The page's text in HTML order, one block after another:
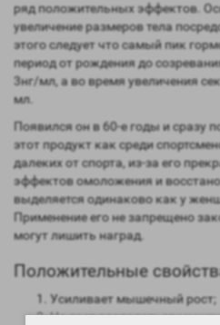
ряд положительных эффектов.
увеличение размеров тела
этого следует что самый пик
период от рождения до
3нг/мл, а во время увеличения
мл.
Появился он в 60-е годы и сразу
этот продукт как среди
далеких от спорта, из-за его
эффектов омоложения и
выделяется одинаково как у
Применение его не запрещено
могут лишить наград.
Положительные
Усиливает мышечный рост;
Не дает распадаться